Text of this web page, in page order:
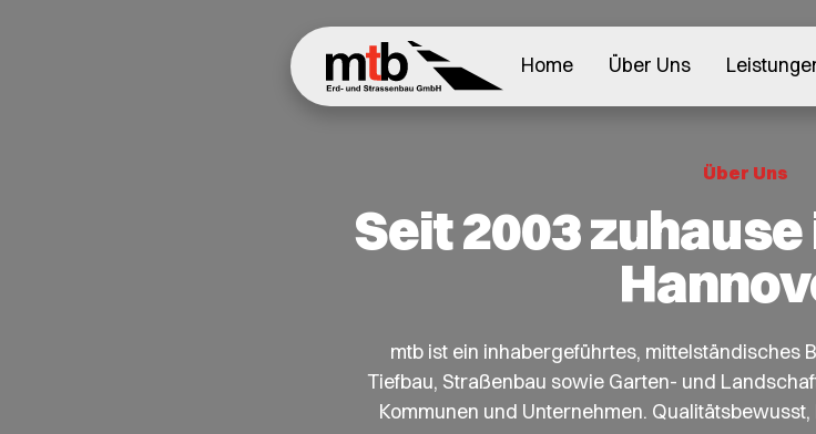
Home Über Uns
Über Uns
Seit 2003
mtb ist ein inhabergeführtes, mittelständisches
Tiefbau, Straßenbau sowie Garten- und
Kommunen und Unternehmen.